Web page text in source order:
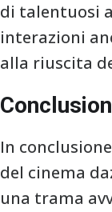
di talentuosi
interazioni
alla riuscita
In
del cinema
una trama